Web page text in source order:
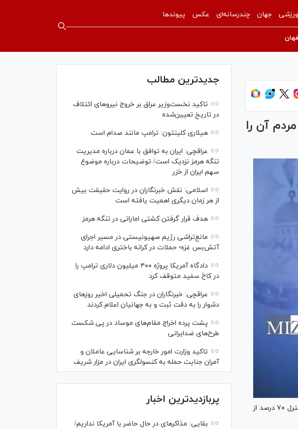
ورزشی جهان چندرسانه‌ای عکس پیوندها
آن را
سخنگوی جنبش مقاومت اسلامی حماس در سخنانی به سکوت کامل نهاد «شورای صلح» در برابر طرح کنترل ۷۰ درصد از
جدیدترین مطالب
تاکید نخست‌وزیر عراق بر خروج نیروهای ائتلاف
در تاریخ تعیین‌شده
هیلاری کلینتون: ترامپ مانند صدام است
عراقچی: ایران به توافق با عمان درباره مدیریت
تنگه هرمز نزدیک است/ توضیحات درباره موضوع
سهم ایران از خزر
اسلامی: نقش خبرنگاران در روایت حقیقت بیش
از هر زمان دیگری اهمیت یافته است
هدف قرار گرفتن کشتی اماراتی در تنگه هرمز
مانع‌تراشی رژیم صهیونیستی در مسیر اجرای
آتش‌بس غزه؛ حملات در کرانه باختری ادامه دارد
دادگاه آمریکا پروژه ۴۰۰ میلیون دلاری ترامپ را
در کاخ سفید متوقف کرد
عراقچی: خبرنگاران در جنگ تحمیلی اخیر روز‌های
دشوار را به دقت ثبت و به جهانیان اعلام کردند
پشت پرده اخراج مقام‌های موساد در پی شکست
طرح‌های ضدایرانی
تاکید وزارت امور خارجه بر شناسایی عاملان و
آمران جنایت حمله به کنسولگری ایران در مزار شریف
پربازدیدترین اخبار
بقایی: مذاکره‎ای در حال حاضر با آمریکا نداریم/